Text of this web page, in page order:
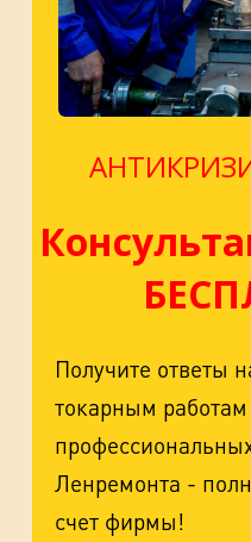
Получите ответы
токарным работам
Ленремонта -
счет фирмы!